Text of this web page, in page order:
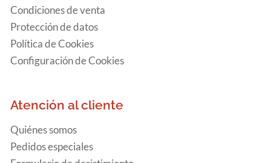
Condiciones de venta
Protección de datos
Política de Cookies
Configuración de Cookies
Atención al cliente
Quiénes somos
Pedidos especiales